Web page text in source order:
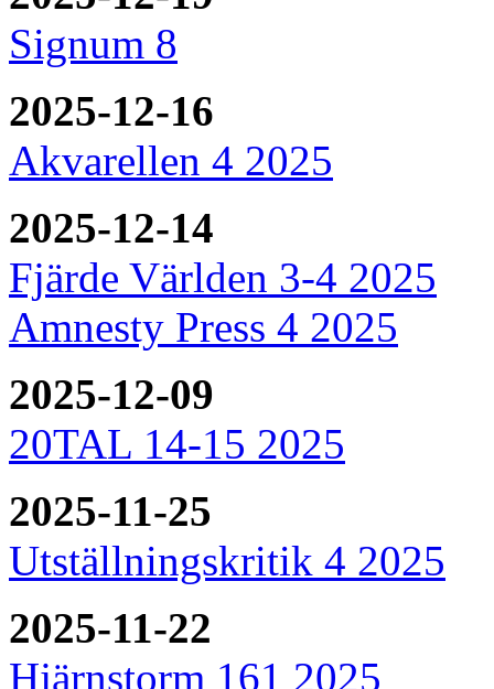
Signum 8
2025-12-16
Akvarellen 4 2025
2025-12-14
Fjärde Världen 3-4 2025
Amnesty Press 4 2025
2025-12-09
20TAL 14-15 2025
2025-11-25
Utställningskritik 4 2025
2025-11-22
Hjärnstorm 161 2025